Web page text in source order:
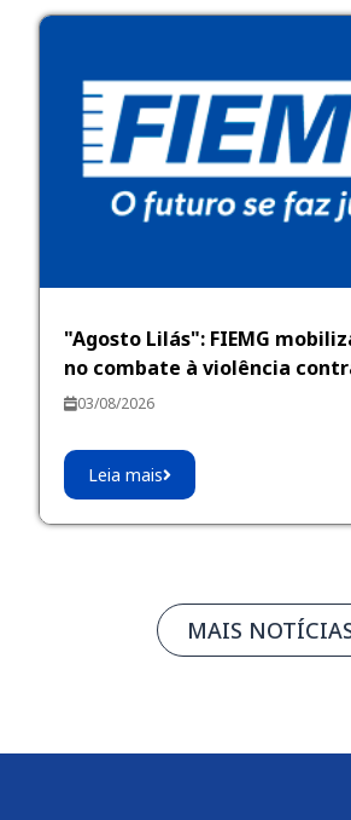
"Agosto Lilás": FIEMG
no combate à violência
03/08/2026
Leia mais
MAIS